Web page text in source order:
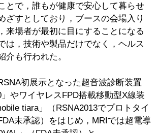
とで，誰もが健康で安心して暮らせ
ざすとしており，ブースの会場入り
来場者が最初に目にすることになる
は，技術や製品だけでなく，ヘルス
介も行われた。
初展示となった超音波診断装置
」やワイヤレスFPD搭載移動型X線装
tiara」（RSNA2013でプロトタイ
未承認）をはじめ，MRIでは超電導